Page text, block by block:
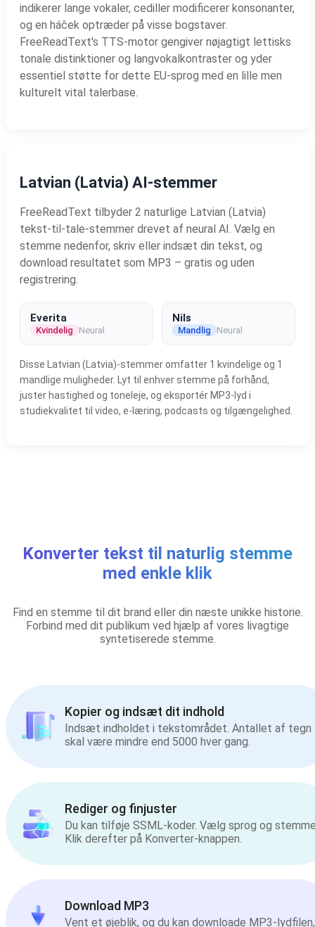
indikerer lange vokaler, cediller modificerer konsonanter,
og en háček optræder på visse bogstaver.
FreeReadText's TTS-motor gengiver nøjagtigt lettisks
tonale distinktioner og langvokalkontraster og yder
essentiel støtte for dette EU-sprog med en lille men
kulturelt vital talerbase.
Latvian (Latvia) AI-stemmer
FreeReadText tilbyder 2 naturlige Latvian (Latvia)
tekst-til-tale-stemmer drevet af neural AI. Vælg en
stemme nedenfor, skriv eller indsæt din tekst, og
download resultatet som MP3 – gratis og uden
registrering.
Everita
Kvindelig Neural
Nils
Mandlig Neural
Disse Latvian (Latvia)-stemmer omfatter 1 kvindelige og 1
mandlige muligheder. Lyt til enhver stemme på forhånd,
juster hastighed og toneleje, og eksportér MP3-lyd i
studiekvalitet til video, e-læring, podcasts og tilgængelighed.
Konverter tekst til naturlig stemme
med enkle klik
Find en stemme til dit brand eller din næste unikke historie.
Forbind med dit publikum ved hjælp af vores livagtige
syntetiserede stemme.
Kopier og indsæt dit indhold
Indsæt indholdet i tekstområdet. Antallet af tegn
skal være mindre end 5000 hver gang.
Rediger og finjuster
Du kan tilføje SSML-koder. Vælg sprog og
Klik derefter på Konverter-knappen.
Download MP3
Vent et øjeblik, og du kan downloade MP3-lydfilen,